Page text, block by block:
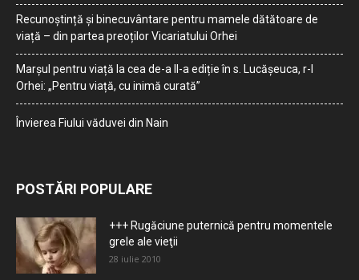
Recunoștință și binecuvântare pentru mamele dătătoare de
viață – din partea preoților Vicariatului Orhei
Marșul pentru viață la cea de-a II-a ediție în s. Lucășeuca, r-l
Orhei: „Pentru viață, cu inimă curată”
Învierea Fiului văduvei din Nain
POSTĂRI POPULARE
+++ Rugăciune puternică pentru momentele
grele ale vieţii
28 iulie 2010